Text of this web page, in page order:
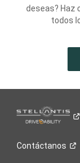
deseas? Haz
todos
Contáctanos